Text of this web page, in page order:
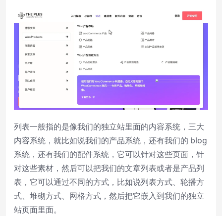
列表一般指的是像我们的独立站里面的内容系统，三大
内容系统，就比如说我们的产品系统，还有我们的 blog
系统，还有我们的配件系统，它可以针对这些页面，针
对这些素材，然后可以把我们的文章列表或者是产品列
表，它可以通过不同的方式，比如说列表方式、轮播方
式、堆砌方式、网格方式，然后把它嵌入到我们的独立
站页面里面。